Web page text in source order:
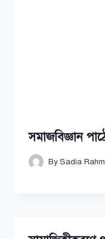
সমাজবিজ্ঞান
BySadia